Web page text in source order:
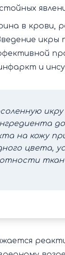
в крови,
икры
и
на кожу
цвета,